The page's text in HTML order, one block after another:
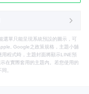
選單只能呈現系統預設的圖示，可
Google之政策規格，主題小舖
程式時，主題封面將顯示LINE預
在實際套用的主題內。若您使用的
。